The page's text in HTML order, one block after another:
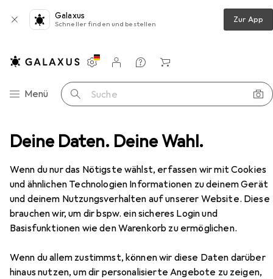
Deine Daten. Deine Wahl.
Wenn du nur das Nötigste wählst, erfassen wir mit Cookies
und ähnlichen Technologien Informationen zu deinem Gerät
und deinem Nutzungsverhalten auf unserer Website. Diese
brauchen wir, um dir bspw. ein sicheres Login und
Basisfunktionen wie den Warenkorb zu ermöglichen.
Wenn du allem zustimmst, können wir diese Daten darüber
hinaus nutzen, um dir personalisierte Angebote zu zeigen,
Galaxus
Schneller finden und bestellen Zur App
Navigation nach Kategorien
Menü Suche
Einstellungen
Kundenkonto
Vergleichslisten
Merklisten
Warenkorb
Haarstyling Haarfarbe Goldwell Topchic